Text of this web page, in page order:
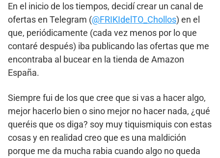
En el inicio de los tiempos, decidí crear un canal de
ofertas en Telegram (@FRIKIdelTO_Chollos) en el
que, periódicamente (cada vez menos por lo que
contaré después) iba publicando las ofertas que me
encontraba al bucear en la tienda de Amazon
España.
Siempre fui de los que cree que si vas a hacer algo,
mejor hacerlo bien o sino mejor no hacer nada, ¿qué
queréis que os diga? soy muy tiquismiquis con estas
cosas y en realidad creo que es una maldición
porque me da mucha rabia cuando algo no queda